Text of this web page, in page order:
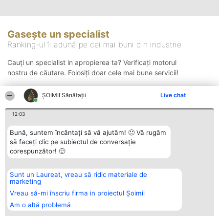
ŞOIMII Sănătații Live chat
12:03
Bună, suntem încântați să vă ajutăm! 🙂 Vă rugăm
să faceți clic pe subiectul de conversație
corespunzător! 🙂
Sunt un Laureat, vreau să ridic materiale de
marketing
Vreau să-mi înscriu firma in proiectul Șoimii
Am o altă problemă
Gasește un specialist
Ranking-ul îi adună pe cei mai buni din industrie
Cauți un specialist in apropierea ta? Verificați motorul
nostru de căutare. Folosiți doar cele mai bune servicii!
Organizator Ranking
BRIGHT SOLUTIONS BR SRL
Aleea Timisul De Sus 2 Bl. A30
Sc. A Et. 4 Ap. 13 Cod 061952
București
CUI 36737675
Plebiscyt
Lista Tuturor
Laureaților
Statut
Contact